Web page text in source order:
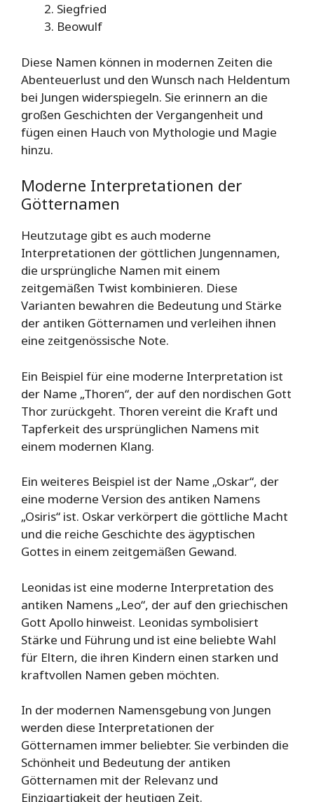
Siegfried
Beowulf
Diese Namen können in modernen Zeiten die
Abenteuerlust und den Wunsch nach Heldentum
bei Jungen widerspiegeln. Sie erinnern an die
großen Geschichten der Vergangenheit und
fügen einen Hauch von Mythologie und Magie
hinzu.
Moderne Interpretationen der
Götternamen
Heutzutage gibt es auch moderne
Interpretationen der göttlichen Jungennamen,
die ursprüngliche Namen mit einem
zeitgemäßen Twist kombinieren. Diese
Varianten bewahren die Bedeutung und Stärke
der antiken Götternamen und verleihen ihnen
eine zeitgenössische Note.
Ein Beispiel für eine moderne Interpretation ist
der Name „Thoren“, der auf den nordischen Gott
Thor zurückgeht. Thoren vereint die Kraft und
Tapferkeit des ursprünglichen Namens mit
einem modernen Klang.
Ein weiteres Beispiel ist der Name „Oskar“, der
eine moderne Version des antiken Namens
„Osiris“ ist. Oskar verkörpert die göttliche Macht
und die reiche Geschichte des ägyptischen
Gottes in einem zeitgemäßen Gewand.
Leonidas ist eine moderne Interpretation des
antiken Namens „Leo“, der auf den griechischen
Gott Apollo hinweist. Leonidas symbolisiert
Stärke und Führung und ist eine beliebte Wahl
für Eltern, die ihren Kindern einen starken und
kraftvollen Namen geben möchten.
In der modernen Namensgebung von Jungen
werden diese Interpretationen der
Götternamen immer beliebter. Sie verbinden die
Schönheit und Bedeutung der antiken
Götternamen mit der Relevanz und
Einzigartigkeit der heutigen Zeit.